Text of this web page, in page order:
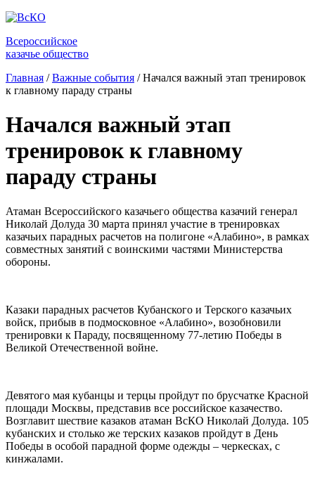
Всероссийское
казачье общество
Главная / Важные события / Начался важный этап тренировок
к главному параду страны
Начался важный этап
тренировок к главному
параду страны
Атаман Всероссийского казачьего общества казачий генерал
Николай Долуда 30 марта принял участие в тренировках
казачьих парадных расчетов на полигоне «Алабино», в рамках
совместных занятий с воинскими частями Министерства
обороны.
Казаки парадных расчетов Кубанского и Терского казачьих
войск, прибыв в подмосковное «Алабино», возобновили
тренировки к Параду, посвященному 77-летию Победы в
Великой Отечественной войне.
Девятого мая кубанцы и терцы пройдут по брусчатке Красной
площади Москвы, представив все российское казачество.
Возглавит шествие казаков атаман ВсКО Николай Долуда. 105
кубанских и столько же терских казаков пройдут в День
Победы в особой парадной форме одежды – черкесках, с
кинжалами.